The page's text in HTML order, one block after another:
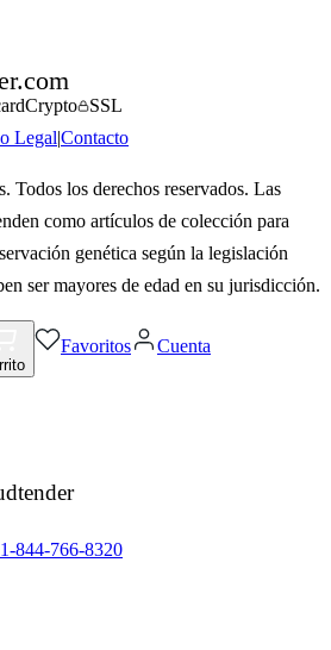
.com
Crypto
SSL
LegalContacto
Todos los derechos reservados. Las
como artículos de colección para
genética según la legislación
ser mayores de edad en su jurisdicción.
Favoritos Cuenta
844-766-8320